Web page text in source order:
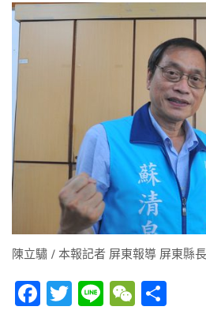
陳立驌 / 本報記者 屏東報導 屏東縣
Facebook
Twitter
Line